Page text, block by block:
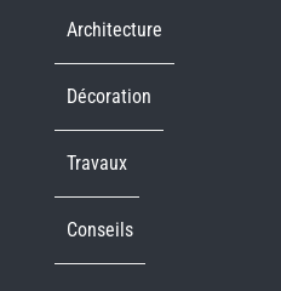
Architecture
Décoration
Travaux
Conseils